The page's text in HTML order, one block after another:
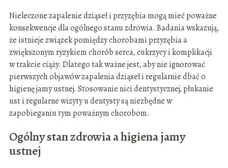
Nieleczone zapalenie dziąseł i przyzębia mogą mieć poważne
konsekwencje dla ogólnego stanu zdrowia. Badania wskazują,
że istnieje związek pomiędzy chorobami przyzębia a
zwiększonym ryzykiem chorób serca, cukrzycy i komplikacji
w trakcie ciąży. Dlatego tak ważne jest, aby nie ignorować
pierwszych objawów zapalenia dziąseł i regularnie dbać o
higienę jamy ustnej. Stosowanie nici dentystycznej, płukanie
ust i regularne wizyty u dentysty są niezbędne w
zapobieganiu tym poważnym chorobom.
Ogólny stan zdrowia a higiena jamy
ustnej